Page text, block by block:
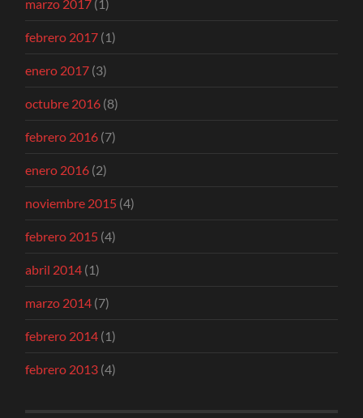
marzo 2017 (1)
febrero 2017 (1)
enero 2017 (3)
octubre 2016 (8)
febrero 2016 (7)
enero 2016 (2)
noviembre 2015 (4)
febrero 2015 (4)
abril 2014 (1)
marzo 2014 (7)
febrero 2014 (1)
febrero 2013 (4)